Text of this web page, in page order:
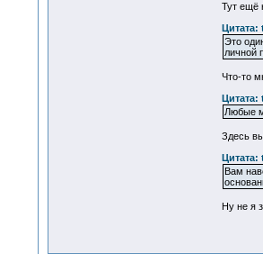
Тут ещё
Цитата:
Это
личной
Что-то
Цитата:
Любые
Здесь
Цитата:
Вам
Ну не я